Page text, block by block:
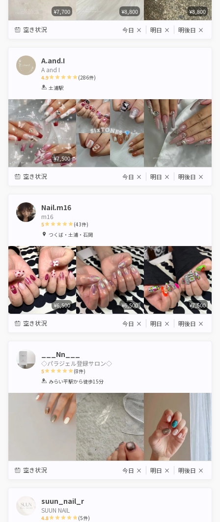
¥7,700 ¥8,800 ¥8,800
空き状況 今日 × 明日 × 明後日 ×
A.and.I
A and I
4.9
1 2 3
(286件)
土浦駅
¥7,500
空き状況 今日 × 明日 × 明後日 ×
Nail.m16
m16
5
1 2 3 4 5
(43件)
つくば・土浦・石岡
¥6,500 ¥6,500 ¥7,500
空き状況 今日 × 明日 × 明後日 ×
___Nn___
◇パラジェル登録サロン◇
5
1 2 3 4 5
(8件)
みらい平駅から徒歩15分
空き状況 今日 × 明日 × 明後日 ×
suun_nail_r
SUUN NAIL
4.8 (5件)